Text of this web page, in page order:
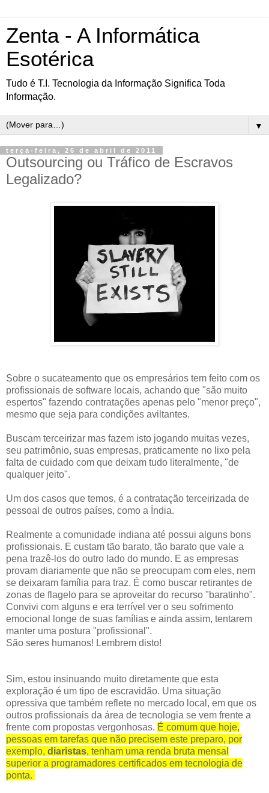
Zenta - A Informática
Esotérica
Tudo é T.I. Tecnologia da Informação Significa Toda
Informação.
▼
terça-feira, 26 de abril de 2011
Outsourcing ou Tráfico de Escravos
Legalizado?
Sobre o sucateamento que os empresários tem feito com os
profissionais de software locais, achando que "são muito
espertos" fazendo contratações apenas pelo "menor preço",
mesmo que seja para condições aviltantes.
Buscam terceirizar mas fazem isto jogando muitas vezes,
seu patrimônio, suas empresas, praticamente no lixo pela
falta de cuidado com que deixam tudo literalmente, "de
qualquer jeito".
Um dos casos que temos, é a contratação terceirizada de
pessoal de outros países, como a Índia.
Realmente a comunidade indiana até possui alguns bons
profissionais. E custam tão barato, tão barato que vale a
pena trazê-los do outro lado do mundo. E as empresas
provam diariamente que não se preocupam com eles, nem
se deixaram família para traz. É como buscar retirantes de
zonas de flagelo para se aproveitar do recurso "baratinho".
Convivi com alguns e era terrível ver o seu sofrimento
emocional longe de suas famílias e ainda assim, tentarem
manter uma postura "profissional".
São seres humanos! Lembrem disto!
Sim, estou insinuando muito diretamente que esta
exploração é um tipo de escravidão. Uma situação
opressiva que também reflete no mercado local, em que os
outros profissionais da área de tecnologia se vem frente a
frente com propostas vergonhosas. É comum que hoje,
pessoas em tarefas que não precisem este preparo, por
exemplo, diaristas, tenham uma renda bruta mensal
superior a programadores certificados em tecnologia de
ponta.